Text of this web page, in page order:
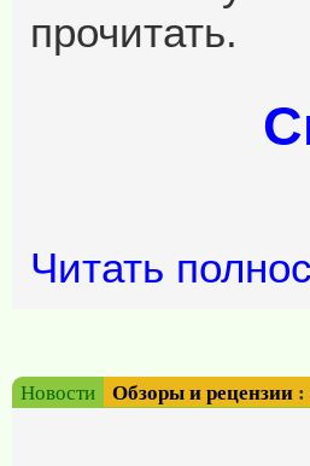
прочитать.
Читать
Новости Обзоры и рецензии :